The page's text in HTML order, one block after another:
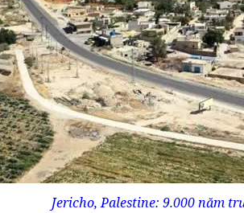
Jericho, Palestine: 9.000 năm